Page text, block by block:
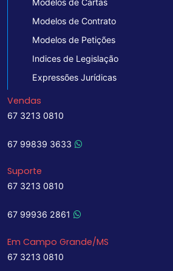
Modelos de Contrato
Modelos de Petições
Indices de Legislação
Expressões Jurídicas
Vendas
67 3213 0810
67 99839 3633
Suporte
67 3213 0810
67 99936 2861
Em Campo Grande/MS
67 3213 0810